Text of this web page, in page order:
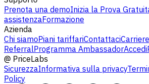
Prenota una demoInizia la Prova
assistenzaFormazione
Azienda
Chi siamoPiani tariffariContattaciCarriere
ReferralProgramma AmbassadorAccedi
@ PriceLabs
SicurezzaInformativa sulla privacy
Policy